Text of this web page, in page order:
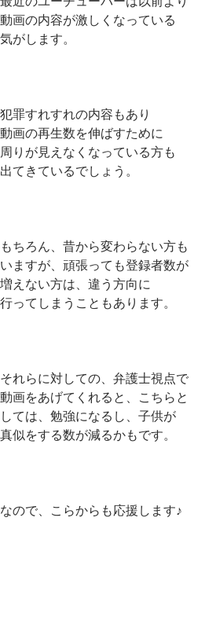
動画の内容が激しくなっている
気がします。
犯罪すれすれの内容もあり
動画の再生数を伸ばすために
周りが見えなくなっている方も
出てきているでしょう。
もちろん、昔から変わらない方も
いますが、頑張っても登録者数が
増えない方は、違う方向に
行ってしまうこともあります。
それらに対しての、弁護士視点で
動画をあげてくれると、こちらと
しては、勉強になるし、子供が
真似をする数が減るかもです。
なので、こらからも応援します♪